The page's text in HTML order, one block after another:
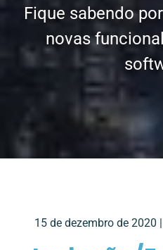
Fique sabendo
novas
15 de dezembro de 2020 |